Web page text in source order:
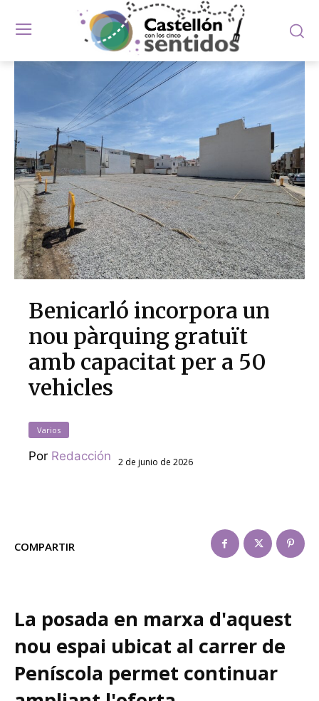
Benicarló incorpora un
nou pàrquing gratuït
amb capacitat per a 50
vehicles
Varios
Por Redacción 2 de junio de 2026
COMPARTIR
La posada en marxa d'aquest
nou espai ubicat al carrer de
Peníscola permet continuar